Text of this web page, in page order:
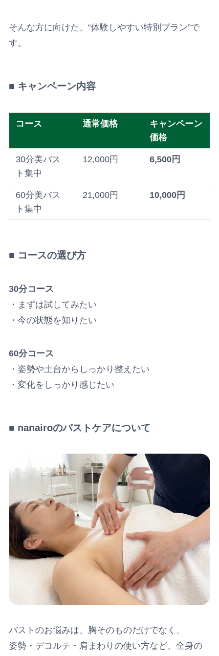
そんな方に向けた、“体験しやすい特別プラン”で
す。
■ キャンペーン内容
コース 通常価格
キャンペーン
価格
30分美バス
ト集中
12,000円 6,500円
60分美バス
ト集中
21,000円 10,000円
■ コースの選び方
30分コース
・まずは試してみたい
・今の状態を知りたい
60分コース
・姿勢や土台からしっかり整えたい
・変化をしっかり感じたい
■ nanairoのバストケアについて
バストのお悩みは、胸そのものだけでなく、
姿勢・デコルテ・肩まわりの使い方など、全身の